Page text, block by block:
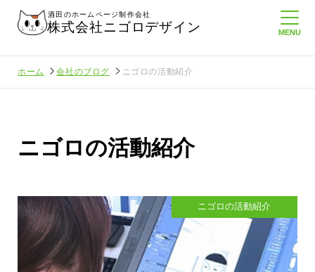
酒田のホームページ制作会社
株式会社ニゴロデザイン
ホーム 会社のブログ ニゴロの活動紹介
ニゴロの活動紹介
ニゴロの活動紹介